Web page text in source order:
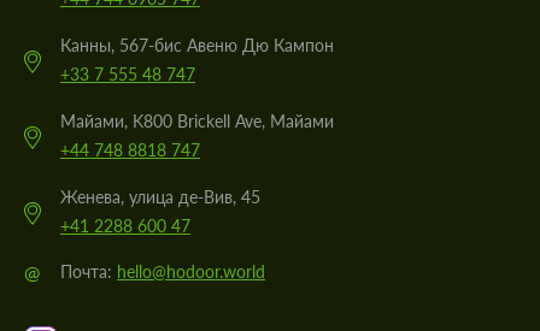
Канны, 567-бис Авеню Дю Кампон
+33 7 555 48 747
Майами, K800 Brickell Ave, Майами
+44 748 8818 747
Женева, улица де-Вив, 45
+41 2288 600 47
@ Почта: hello@hodoor.world
Cогласиться на обработку
СВЯЖИТЕСЬ СО МНОЙ
Мы говорим на вашем языке
Cогласиться на обработку
СВЯЖИТЕСЬ СО МНОЙ
Мы говорим на вашем языке
Cогласиться на обработку
СВЯЖИТЕСЬ СО МНОЙ
Мы говорим на вашем языке
Cогласиться на обработку
СВЯЖИТЕСЬ СО МНОЙ
Мы говорим на вашем языке